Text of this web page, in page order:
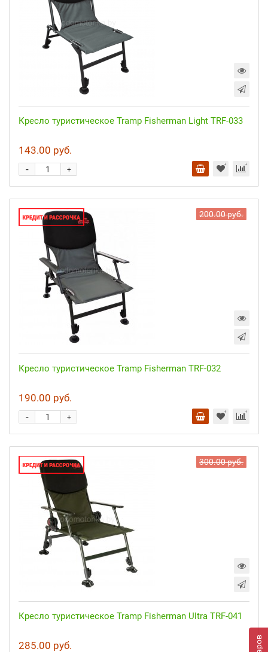
Кресло туристическое Tramp Fisherman Light TRF-033
143.00 руб.
+
-
200.00 руб.
Кресло туристическое Tramp Fisherman TRF-032
190.00 руб.
+
-
300.00 руб.
Кресло туристическое Tramp Fisherman Ultra TRF-041
285.00 руб.